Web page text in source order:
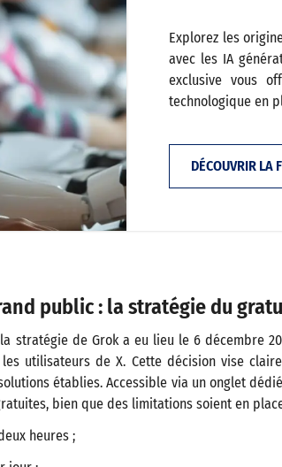
Explorez les
avec les IA
exclusive vous
technologique en
DÉCOUVRIR LA
public : la stratégie du
stratégie de Grok a eu lieu le 6 décembre
utilisateurs de X. Cette décision vise
établies. Accessible via un onglet
bien que des limitations soient en
heures ;